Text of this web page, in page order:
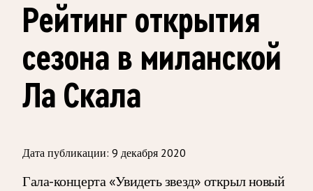
Рейтинг открытия
сезона в миланской
Ла Скала
Дата публикации: 9 декабря 2020
Гала-концерта «Увидеть звезд» открыл новый